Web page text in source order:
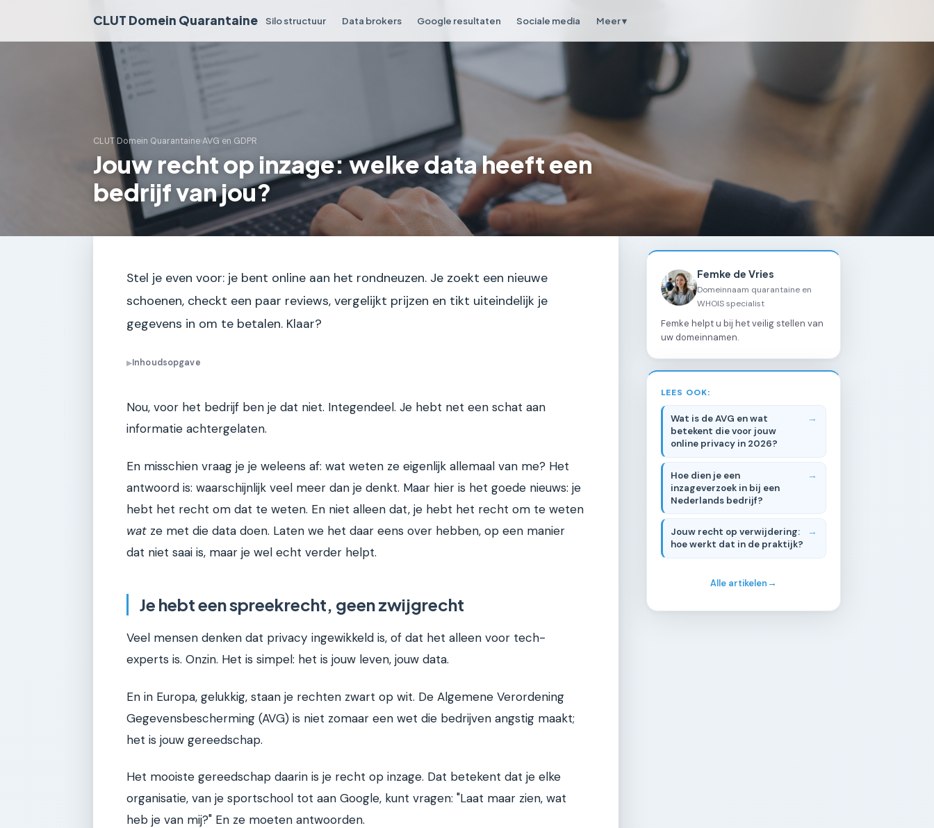
CLUT Domein Quarantaine Silo structuur Data brokers Google resultaten Sociale media Meer ▾
CLUT Domein Quarantaine›AVG en GDPR
Jouw recht op inzage: welke data heeft een
bedrijf van jou?
Stel je even voor: je bent online aan het rondneuzen. Je zoekt een nieuwe
schoenen, checkt een paar reviews, vergelijkt prijzen en tikt uiteindelijk je
gegevens in om te betalen. Klaar?
▶Inhoudsopgave
Nou, voor het bedrijf ben je dat niet. Integendeel. Je hebt net een schat aan
informatie achtergelaten.
En misschien vraag je je weleens af: wat weten ze eigenlijk allemaal van me? Het
antwoord is: waarschijnlijk veel meer dan je denkt. Maar hier is het goede nieuws: je
hebt het recht om dat te weten. En niet alleen dat, je hebt het recht om te weten
wat ze met die data doen. Laten we het daar eens over hebben, op een manier
dat niet saai is, maar je wel echt verder helpt.
Je hebt een spreekrecht, geen zwijgrecht
Veel mensen denken dat privacy ingewikkeld is, of dat het alleen voor tech-
experts is. Onzin. Het is simpel: het is jouw leven, jouw data.
En in Europa, gelukkig, staan je rechten zwart op wit. De Algemene Verordening
Gegevensbescherming (AVG) is niet zomaar een wet die bedrijven angstig maakt;
het is jouw gereedschap.
Het mooiste gereedschap daarin is je recht op inzage. Dat betekent dat je elke
organisatie, van je sportschool tot aan Google, kunt vragen: "Laat maar zien, wat
heb je van mij?" En ze moeten antwoorden.
Femke de Vries
Domeinnaam quarantaine en
WHOIS specialist
Femke helpt u bij het veilig stellen van
uw domeinnamen.
LEES OOK:
Wat is de AVG en wat
betekent die voor jouw
online privacy in 2026?
Hoe dien je een
inzageverzoek in bij een
Nederlands bedrijf?
Jouw recht op verwijdering:
hoe werkt dat in de praktijk?
Alle artikelen